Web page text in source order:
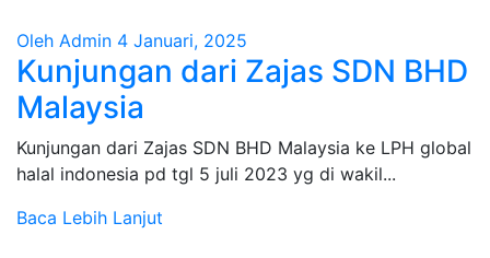
Oleh Admin 4 Januari, 2025
Kunjungan dari Zajas SDN BHD
Malaysia
Kunjungan dari Zajas SDN BHD Malaysia ke LPH global
halal indonesia pd tgl 5 juli 2023 yg di wakil...
Baca Lebih Lanjut